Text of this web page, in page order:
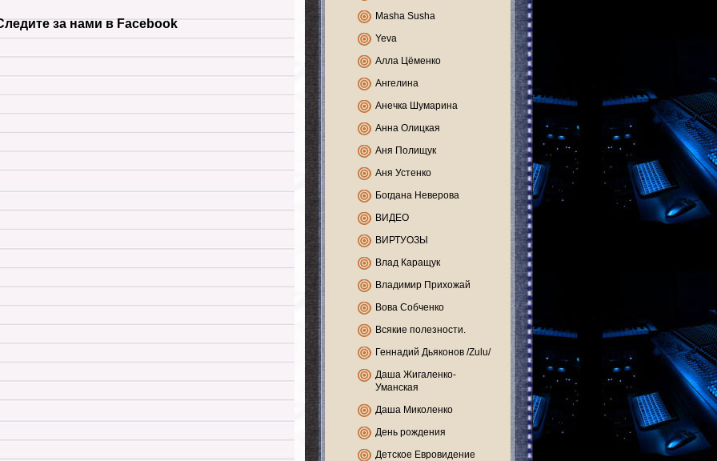
за нами в Facebook
Masha Susha
Yeva
Алла Цёменко
Ангелина
Анечка Шумарина
Анна Олицкая
Аня Полищук
Аня Устенко
Богдана Неверова
ВИДЕО
ВИРТУОЗЫ
Влад Каращук
Владимир Прихожай
Вова Собченко
Всякие полезности.
Геннадий Дьяконов /Zulu/
Даша Жигаленко-
Уманская
Даша Миколенко
День рождения
Детское Евровидение